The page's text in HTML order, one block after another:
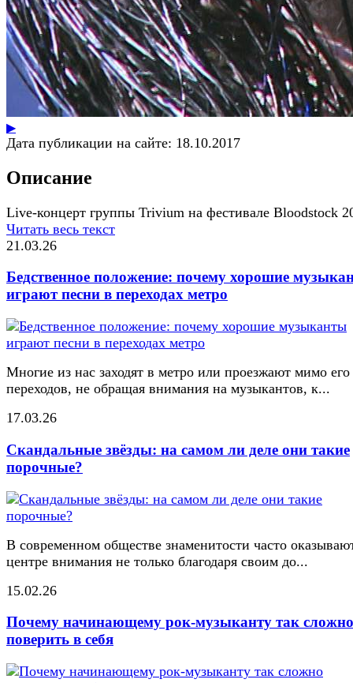
▶
Дата публикации на сайте: 18.10.2017
Описание
Live-концерт группы Trivium на фестивале Bloodstock
Читать весь текст
21.03.26
Бедственное положение: почему хорошие
играют песни в переходах метро
Многие из нас заходят в метро или проезжают мимо его
переходов, не обращая внимания на музыкантов, к...
17.03.26
Скандальные звёзды: на самом ли деле они такие
порочные?
В современном обществе знаменитости часто
центре внимания не только благодаря своим до...
15.02.26
Почему начинающему рок-музыканту так сложно
поверить в себя